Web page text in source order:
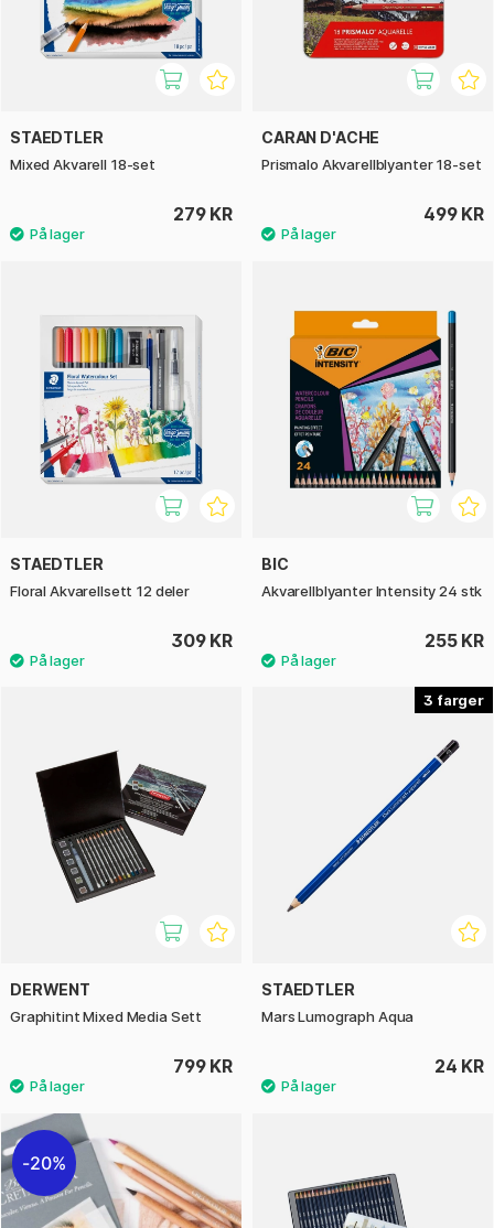
STAEDTLER
Mixed Akvarell 18-set
279 KR
CARAN D'ACHE
Prismalo Akvarellblyanter 18-set
499 KR
STAEDTLER
Floral Akvarellsett 12 deler
309 KR
BIC
Akvarellblyanter Intensity 24 stk
255 KR
DERWENT
Graphitint Mixed Media Sett
799 KR
3
STAEDTLER
Mars Lumograph Aqua
24 KR
20%